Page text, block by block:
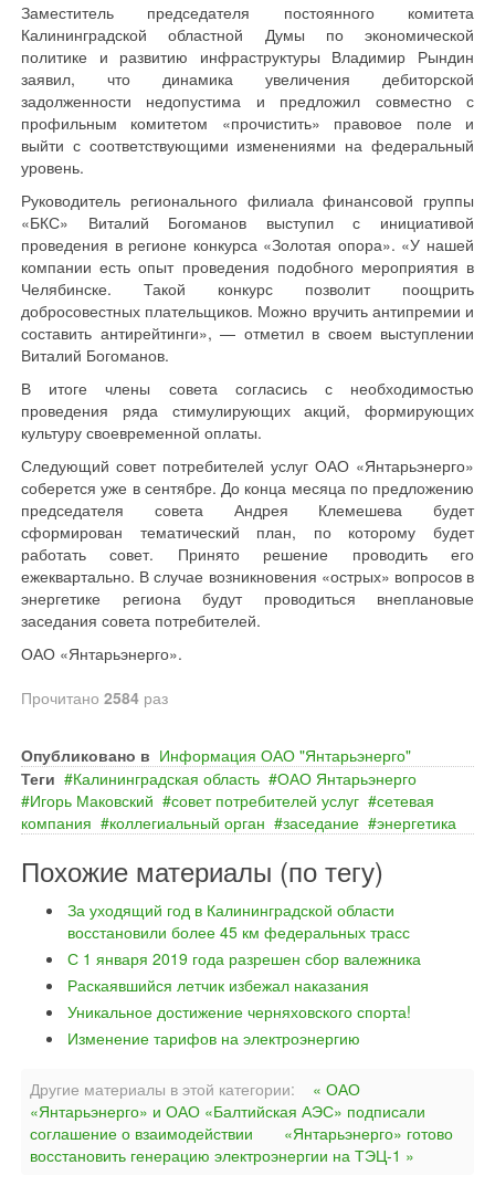
Заместитель председателя постоянного комитета
Калининградской областной Думы по экономической
политике и развитию инфраструктуры Владимир Рындин
заявил, что динамика увеличения дебиторской
задолженности недопустима и предложил совместно с
профильным комитетом «прочистить» правовое поле и
выйти с соответствующими изменениями на федеральный
уровень.
Руководитель регионального филиала финансовой группы
«БКС» Виталий Богоманов выступил с инициативой
проведения в регионе конкурса «Золотая опора». «У нашей
компании есть опыт проведения подобного мероприятия в
Челябинске. Такой конкурс позволит поощрить
добросовестных плательщиков. Можно вручить антипремии и
составить антирейтинги», — отметил в своем выступлении
Виталий Богоманов.
В итоге члены совета согласись с необходимостью
проведения ряда стимулирующих акций, формирующих
культуру своевременной оплаты.
Следующий совет потребителей услуг ОАО «Янтарьэнерго»
соберется уже в сентябре. До конца месяца по предложению
председателя совета Андрея Клемешева будет
сформирован тематический план, по которому будет
работать совет. Принято решение проводить его
ежеквартально. В случае возникновения «острых» вопросов в
энергетике региона будут проводиться внеплановые
заседания совета потребителей.
ОАО «Янтарьэнерго».
Прочитано 2584 раз
Опубликовано в Информация ОАО "Янтарьэнерго"
Теги
Калининградская область
ОАО Янтарьэнерго
Игорь Маковский
совет потребителей услуг
сетевая
компания
коллегиальный орган заседание энергетика
Похожие материалы (по тегу)
За уходящий год в Калининградской области
восстановили более 45 км федеральных трасс
С 1 января 2019 года разрешен сбор валежника
Раскаявшийся летчик избежал наказания
Уникальное достижение черняховского спорта!
Изменение тарифов на электроэнергию
Другие материалы в этой категории:
« ОАО
«Янтарьэнерго» и ОАО «Балтийская АЭС» подписали
соглашение о взаимодействии
«Янтарьэнерго» готово
восстановить генерацию электроэнергии на ТЭЦ-1 »